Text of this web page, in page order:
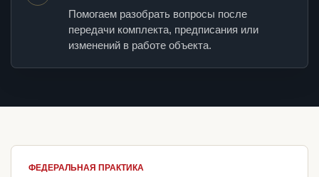
Помогаем разобрать вопросы после
передачи комплекта, предписания или
изменений в работе объекта.
ФЕДЕРАЛЬНАЯ ПРАКТИКА